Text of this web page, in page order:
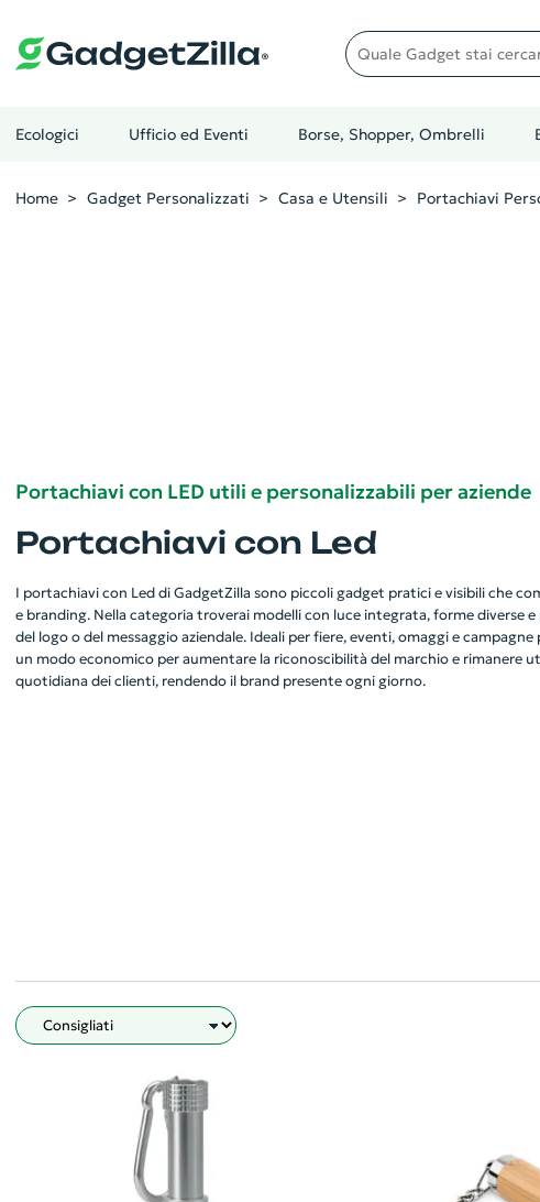
Quale gadget stai cercando?
Ecologici Ufficio ed Eventi Borse, Shopper, Ombrelli
Home Gadget Personalizzati Casa e Utensili Portachiavi
Portachiavi con LED utili e personalizzabili per aziende
Portachiavi con Led
I portachiavi con Led di GadgetZilla sono piccoli gadget pratici e visibili che
e branding. Nella categoria troverai modelli con luce integrata, forme diverse
del logo o del messaggio aziendale. Ideali per fiere, eventi, omaggi e
un modo economico per aumentare la riconoscibilità del marchio e rimanere
quotidiana dei clienti, rendendo il brand presente ogni giorno.
Filtro